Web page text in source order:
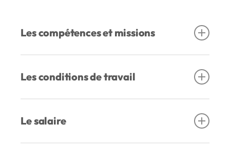
Les compétences et missions
systèmes, mathématiques appliquées,
Les conditions de travail
grandes entreprises, administrations, défense,
Le salaire